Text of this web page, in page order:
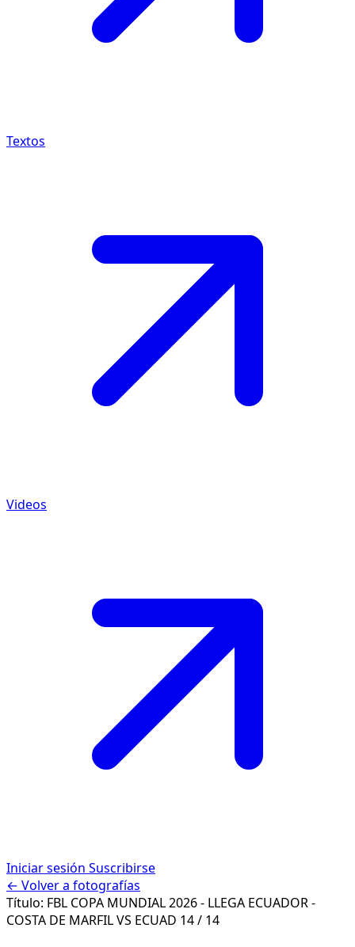
Textos
Videos
Iniciar sesión Suscribirse
← Volver a fotografías
Título: FBL COPA MUNDIAL 2026 - LLEGA ECUADOR -
COSTA DE MARFIL VS ECUAD 14 / 14